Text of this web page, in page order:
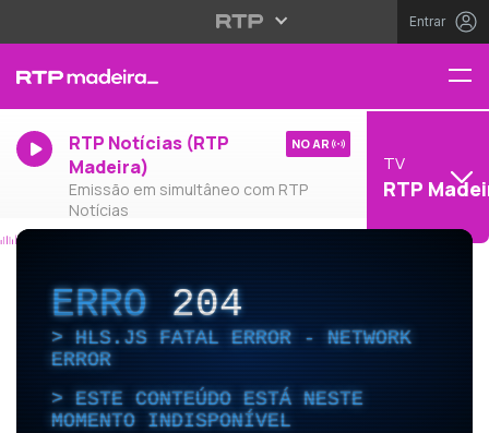
Entrar
RTP Notícias (RTP
Madeira)
Emissão em simultâneo com RTP
Notícias
NO AR
TV
RTP
ERRO204
HLS.JS FATAL ERROR - NETWORK
ERROR
ESTE CONTEÚDO ESTÁ NESTE
MOMENTO INDISPONÍVEL